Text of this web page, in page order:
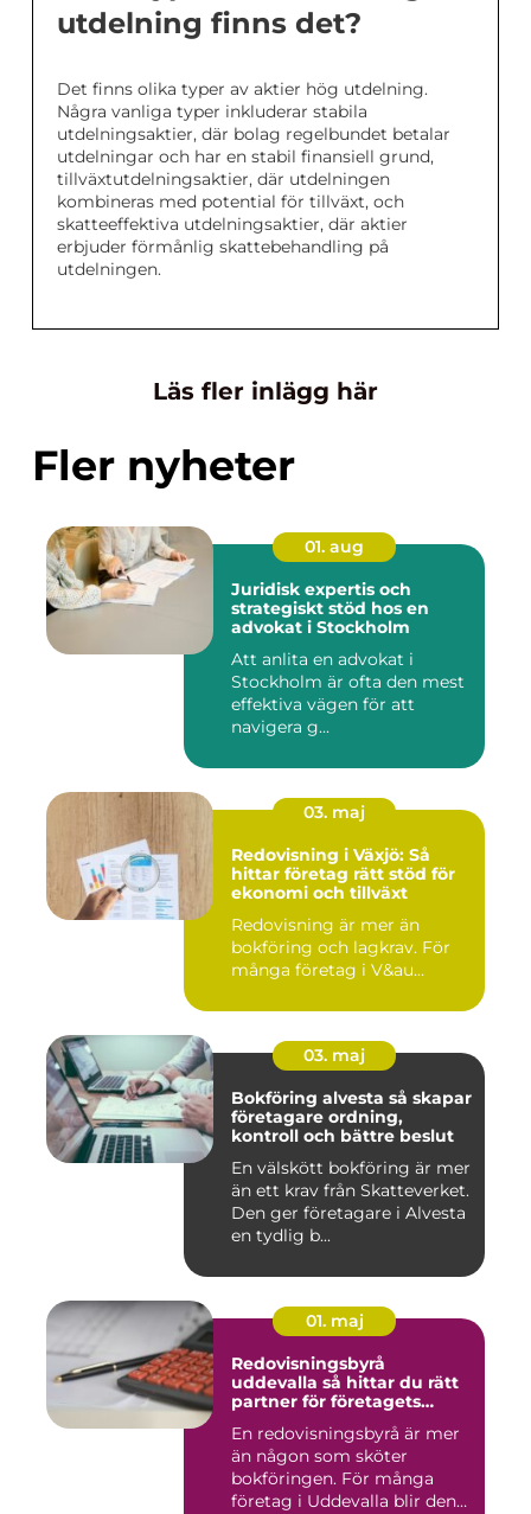
utdelning finns det?
Det finns olika typer av aktier hög utdelning.
Några vanliga typer inkluderar stabila
utdelningsaktier, där bolag regelbundet betalar
utdelningar och har en stabil finansiell grund,
tillväxtutdelningsaktier, där utdelningen
kombineras med potential för tillväxt, och
skatteeffektiva utdelningsaktier, där aktier
erbjuder förmånlig skattebehandling på
utdelningen.
Läs fler inlägg här
Fler nyheter
01. aug
Juridisk expertis och
strategiskt stöd hos en
advokat i Stockholm
Att anlita en advokat i
Stockholm är ofta den mest
effektiva vägen för att
navigera g...
03. maj
Redovisning i Växjö: Så
hittar företag rätt stöd för
ekonomi och tillväxt
Redovisning är mer än
bokföring och lagkrav. För
många företag i V&au...
03. maj
Bokföring alvesta så skapar
företagare ordning,
kontroll och bättre beslut
En välskött bokföring är mer
än ett krav från Skatteverket.
Den ger företagare i Alvesta
en tydlig b...
01. maj
Redovisningsbyrå
uddevalla så hittar du rätt
partner för företagets
En redovisningsbyrå är mer
än någon som sköter
bokföringen. För många
företag i Uddevalla blir den